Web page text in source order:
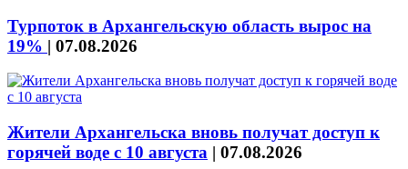
Турпоток в Архангельскую область вырос на
19% | 07.08.2026
Жители Архангельска вновь получат доступ к
горячей воде с 10 августа | 07.08.2026